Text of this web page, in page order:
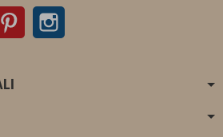
Pinterest